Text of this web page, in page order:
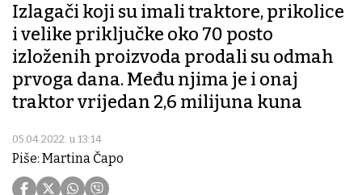
Izlagači koji su imali traktore, prikolice
i velike priključke oko 70 posto
izloženih proizvoda prodali su odmah
prvoga dana. Među njima je i onaj
traktor vrijedan 2,6 milijuna kuna
05.04.2022. u 13:14
Piše: Martina Čapo